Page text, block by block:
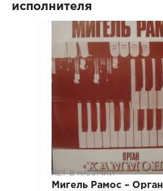
исполнителя
НЕТ В НАЛИЧИИ
Мигель Рамос ‎– Орган